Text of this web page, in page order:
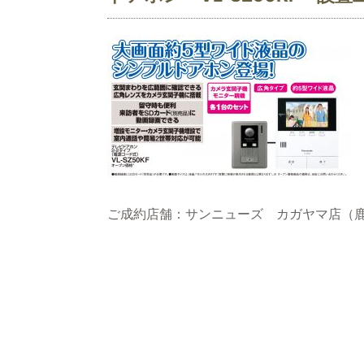
ご成約店舗：サンニューズ カガヤマ店（鹿